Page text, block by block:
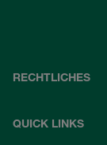
RECHTLICHES
QUICK LINKS